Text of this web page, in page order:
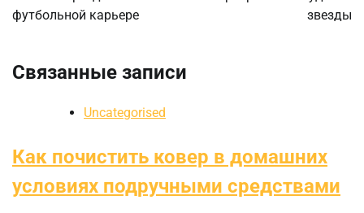
футбольной карьере
звезды
Связанные записи
Uncategorised
Как почистить ковер в домашних
условиях подручными средствами